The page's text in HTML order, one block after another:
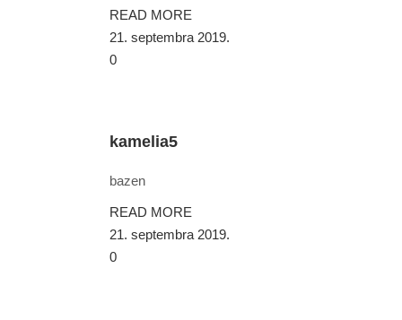
READ MORE
21. septembra 2019.
0
kamelia5
bazen
READ MORE
21. septembra 2019.
0